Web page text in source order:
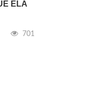
ELA
701